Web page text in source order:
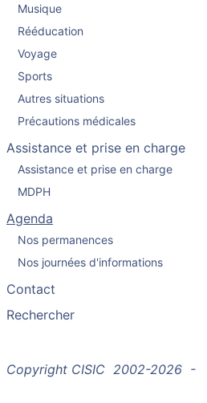
Musique
Rééducation
Voyage
Sports
Autres situations
Précautions médicales
Assistance et prise en charge
Assistance et prise en charge
MDPH
Agenda
Nos permanences
Nos journées d'informations
Contact
Rechercher
Copyright CISIC 2002-2026 -